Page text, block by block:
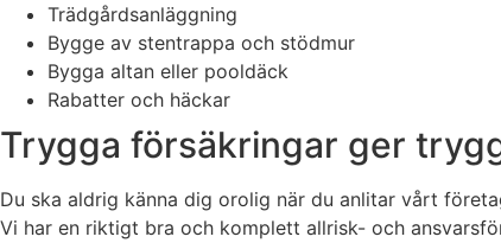
Trädgårdsanläggning
Bygge av stentrappa och stödmur
Bygga altan eller pooldäck
Rabatter och häckar
Trygga försäkringar ger
Du ska aldrig känna dig orolig när du anlitar vårt
Vi har en riktigt bra och komplett allrisk- och